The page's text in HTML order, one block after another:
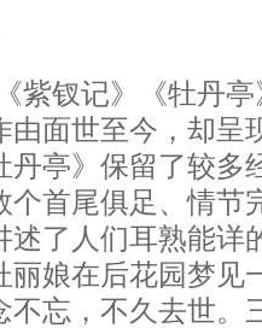
紫钗记》《牡丹
由面世至今，却呈
丹亭》保留了较多
个首尾俱足、情节
述了人们耳熟能详
丽娘在后花园梦见
不忘，不久去世。